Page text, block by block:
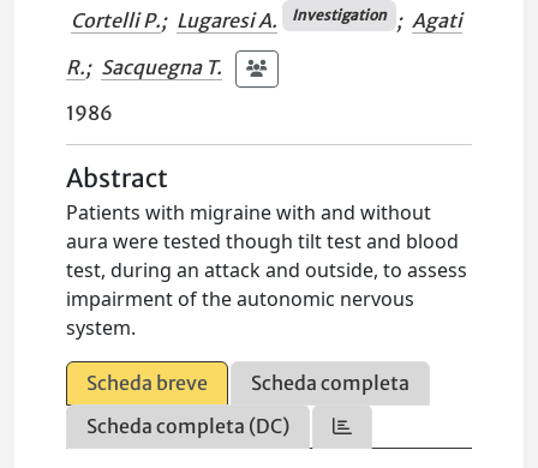
Cortelli P.; Lugaresi A. Investigation ; Agati
R.; Sacquegna T.
1986
Abstract
Patients with migraine with and without
aura were tested though tilt test and blood
test, during an attack and outside, to assess
impairment of the autonomic nervous
system.
Scheda breve
Scheda completa
Scheda completa (DC)